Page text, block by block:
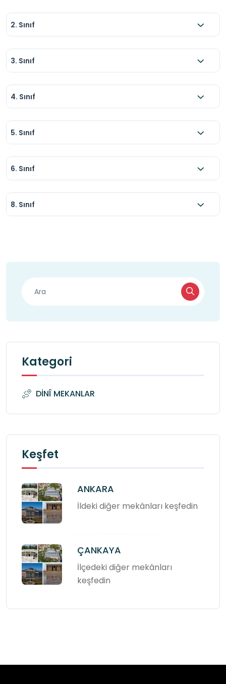
2. Sınıf
3. Sınıf
4. Sınıf
5. Sınıf
6. Sınıf
8. Sınıf
Kategori
DİNÎ MEKANLAR
Keşfet
ANKARA
İldeki diğer mekânları keşfedin
ÇANKAYA
İlçedeki diğer mekânları
keşfedin